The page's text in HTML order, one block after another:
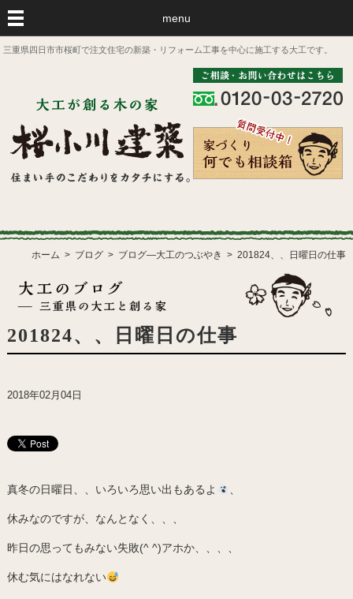
menu
三重県四日市市桜町で注文住宅の新築・リフォーム工事を中心に施工する大工です。
ホーム ブログ ブログ―大工のつぶやき 201824、、日曜日の仕事
201824、、日曜日の仕事
2018年02月04日
真冬の日曜日、、いろいろ思い出もあるよ 、
休みなのですが、なんとなく、、、
昨日の思ってもみない失敗(^ ^)アホか、、、、
休む気にはなれない